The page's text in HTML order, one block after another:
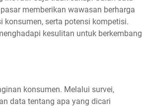
memberikan wawasan berharga
serta potensi kompetisi.
kesulitan untuk berkembang
konsumen. Melalui survei,
data tentang apa yang dicari